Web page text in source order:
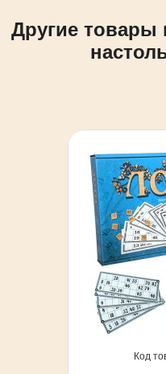
Другие товары